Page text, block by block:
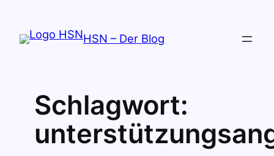
Inhalt
springen
HSN – Der Blog
Schlagwort: